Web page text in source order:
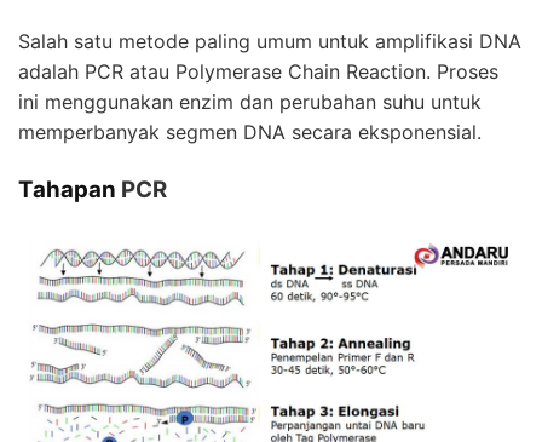
Salah satu metode paling umum untuk amplifikasi DNA
adalah PCR atau Polymerase Chain Reaction. Proses
ini menggunakan enzim dan perubahan suhu untuk
memperbanyak segmen DNA secara eksponensial.
Tahapan PCR